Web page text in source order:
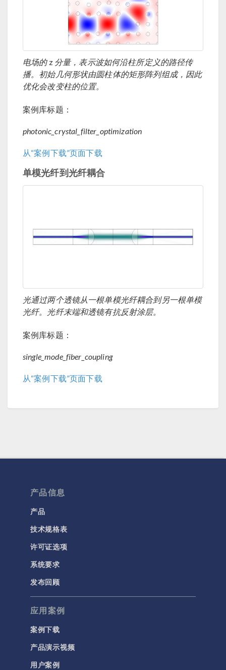
电场的z 分量，表示波如何沿柱所定义的路径传
播。初始几何形状由圆柱体的矩形阵列组成，因此
优化会改变柱的位置。
案例库标题：
photonic_crystal_filter_optimization
从“案例下载”页面下载
单模光纤到光纤耦合
光通过两个透镜从一根单模光纤耦合到另一根单模
光纤。光纤末端和透镜有抗反射涂层。
案例库标题：
single_mode_fiber_coupling
从“案例下载”页面下载
产品信息
产品
技术规格表
许可证选项
系统要求
发布回顾
应用案例
案例下载
产品演示视频
用户案例